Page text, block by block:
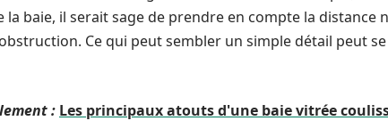
la baie, il serait sage de prendre en compte la distance
Ce qui peut sembler un simple détail peut
: Les principaux atouts d'une baie vitrée